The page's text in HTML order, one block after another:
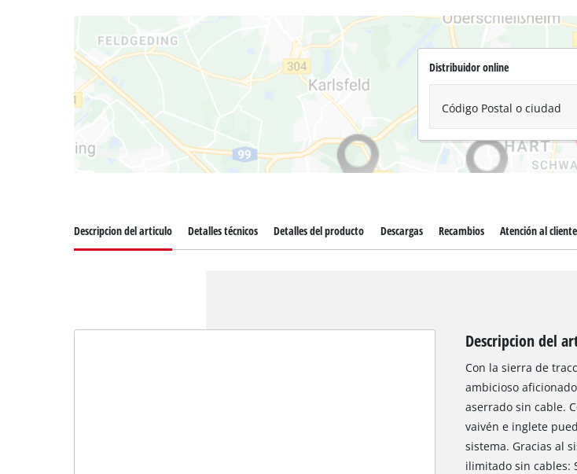
Aspirador
Más
Distribuidor online
Código Postal o ciudad
Descripcion del articulo Detalles técnicos Detalles del producto Descargas Recambios Atención al cliente
Descripcion del
Con la sierra de
ambicioso
aserrado sin cable.
vaivén e inglete
sistema. Gracias al
ilimitado sin cables: